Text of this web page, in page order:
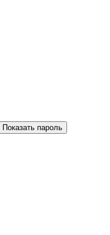
Показать пароль